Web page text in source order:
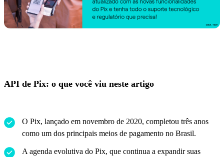
API de Pix: o que você viu neste artigo
O Pix, lançado em novembro de 2020, completou três anos
como um dos principais meios de pagamento no Brasil.
A agenda evolutiva do Pix, que continua a expandir suas